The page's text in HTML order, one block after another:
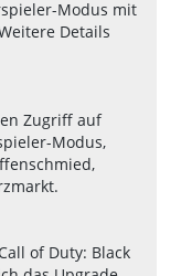
Modus mit
Details
Zugriff auf
Modus,
of Duty: Black